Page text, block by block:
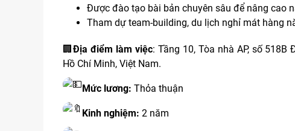
Được đào tạo bài bản chuyên sâu để nâng cao
Tham dự team-building, du lịch nghỉ mát hàng
🏢Địa điểm làm việc: Tầng 10, Tòa nhà AP, số 518B
Hồ Chí Minh, Việt Nam.
Mức lương: Thỏa thuận
Kinh nghiệm: 2 năm